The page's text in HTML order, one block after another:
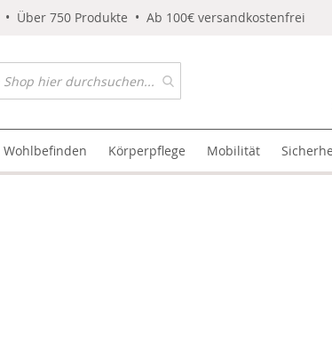
Über 750 Produkte • Ab 100€ versandkostenfrei
Wohlbefinden Körperpflege Mobilität